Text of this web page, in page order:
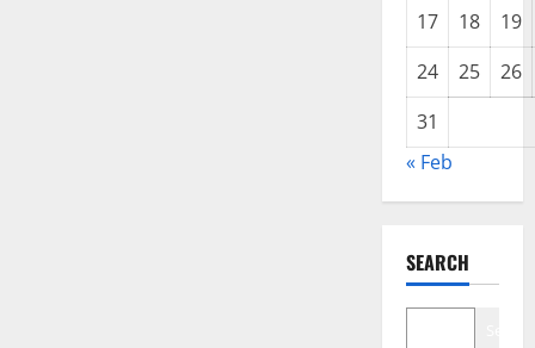
17
18
19
24
25
26
31
« Feb
SEARCH